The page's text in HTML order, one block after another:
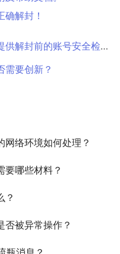
解封！
解封前的账号安全检测？
需要创新？
网络环境如何处理？
要哪些材料？
？
否被异常操作？